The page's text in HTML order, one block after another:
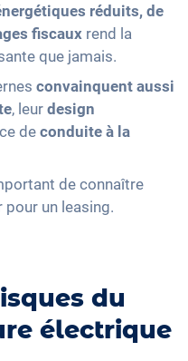
réduits, de
fiscaux rend la
que jamais.
convainquent aussi
, leur design
de conduite à la
de connaître
pour un leasing.
du
électrique